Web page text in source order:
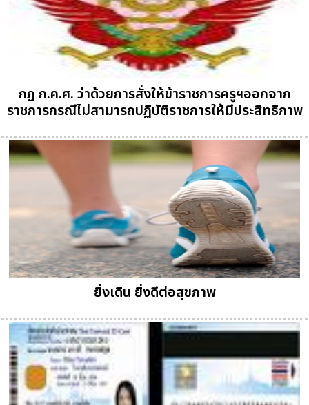
กฏ ก.ค.ศ. ว่าด้วยการสั่งให้ข้าราชการครูฯออกจาก
ราชการกรณีไม่สามารถปฏิบัติราชการให้มีประสิทธิภาพ
ยิ่งเดิน ยิ่งดีต่อสุขภาพ